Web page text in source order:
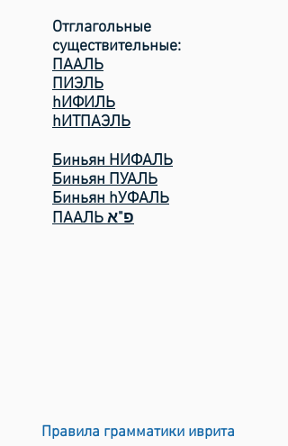
Отглагольные
существительные:
ПААЛЬ
ПИЭЛЬ
hИФИЛЬ
hИТПАЭЛЬ
Биньян НИФАЛЬ
Биньян ПУАЛЬ
Биньян hУФАЛЬ
ПААЛЬ פ"א
Правила грамматики иврита